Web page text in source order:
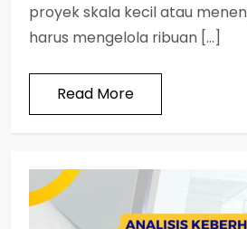
proyek skala kecil atau
harus mengelola ribuan […]
Read More